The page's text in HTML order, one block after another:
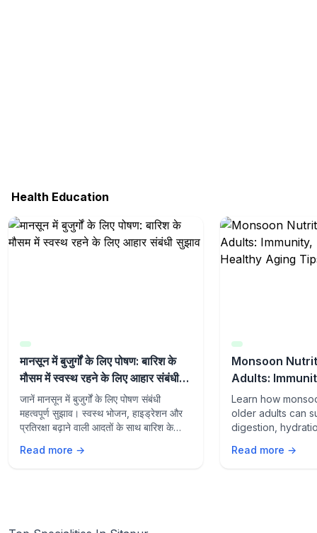
Health Education
मानसून में बुजुर्गों के लिए पोषण: बारिश के
मौसम में स्वस्थ रहने के लिए आहार संबंधी
सुझाव
जानें मानसून में बुजुर्गों के लिए पोषण संबंधी
महत्वपूर्ण सुझाव। स्वस्थ भोजन, हाइड्रेशन और
प्रतिरक्षा बढ़ाने वाली आदतों के साथ बारिश के
Read more →
Monsoon
Adults:
and Healthy
Learn how
older adults can
digestion,
lifestyle habits
Read more →